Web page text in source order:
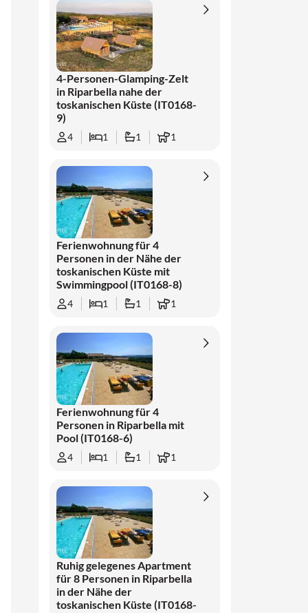
4-Personen-Glamping-Zelt
in Riparbella nahe der
toskanischen Küste (IT0168-
9)
4 1 1 1
Ferienwohnung für 4
Personen in der Nähe der
toskanischen Küste mit
Swimmingpool (IT0168-8)
4 1 1 1
Ferienwohnung für 4
Personen in Riparbella mit
Pool (IT0168-6)
4 1 1 1
Ruhig gelegenes Apartment
für 8 Personen in Riparbella
in der Nähe der
toskanischen Küste (IT0168-